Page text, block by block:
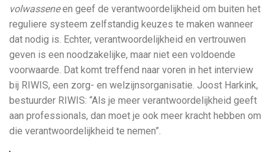
volwasseneen geef de verantwoordelijkheid om buiten het
reguliere systeem zelfstandig keuzes te maken wanneer
dat nodig is. Echter, verantwoordelijkheid en vertrouwen
geven is een noodzakelijke, maar niet een voldoende
voorwaarde. Dat komt treffend naar voren in het interview
bij RIWIS, een zorg- en welzijnsorganisatie. Joost Harkink,
bestuurder RIWIS: “Als je meer verantwoordelijkheid geeft
aan professionals, dan moet je ook meer kracht hebben om
die verantwoordelijkheid te nemen”.